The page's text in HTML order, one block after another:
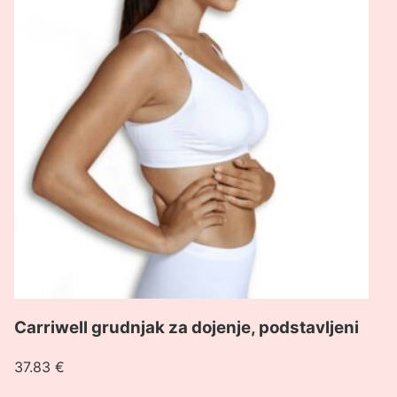
podstavljeni
Carriwell grudnjak za dojenje, podstavljeni
37.83 €